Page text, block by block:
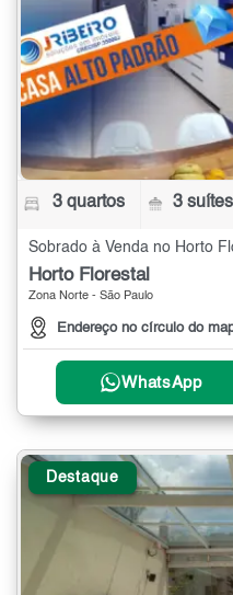
3 quartos 3 suítes
Sobrado à Venda no Horto
Horto Florestal
Zona Norte - São Paulo
Endereço no círculo do
WhatsApp
Destaque